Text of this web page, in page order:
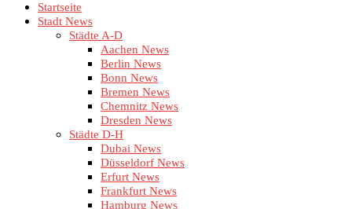
Startseite
Stadt News
Städte A-D
Aachen News
Berlin News
Bonn News
Bremen News
Chemnitz News
Dresden News
Städte D-H
Dubai News
Düsseldorf News
Erfurt News
Frankfurt News
Hamburg News